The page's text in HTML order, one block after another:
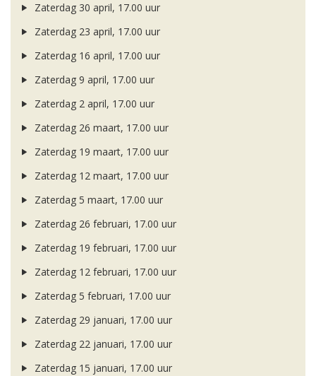
Zaterdag 30 april, 17.00 uur
Zaterdag 23 april, 17.00 uur
Zaterdag 16 april, 17.00 uur
Zaterdag 9 april, 17.00 uur
Zaterdag 2 april, 17.00 uur
Zaterdag 26 maart, 17.00 uur
Zaterdag 19 maart, 17.00 uur
Zaterdag 12 maart, 17.00 uur
Zaterdag 5 maart, 17.00 uur
Zaterdag 26 februari, 17.00 uur
Zaterdag 19 februari, 17.00 uur
Zaterdag 12 februari, 17.00 uur
Zaterdag 5 februari, 17.00 uur
Zaterdag 29 januari, 17.00 uur
Zaterdag 22 januari, 17.00 uur
Zaterdag 15 januari, 17.00 uur